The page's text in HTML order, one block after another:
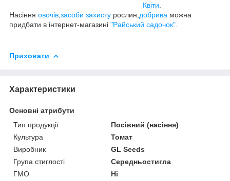
Квіти
Насіння овочів засоби захисту рослин, добрива можна
придбати в інтернет-магазині "Райський садочок".
Приховати
Характеристики
Основні атрибути
Тип продукції
Посівний (насіння)
Культура
Томат
Виробник
GL Seeds
Група стиглості
Середньостигла
ГМО
Ні